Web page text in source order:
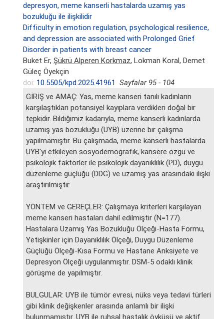
depresyon, meme kanserli hastalarda uzamış yas
bozukluğu ile ilişkilidir
Difficulty in emotion regulation, psychological resilience,
and depression are associated with Prolonged Grief
Disorder in patients with breast cancer
Buket Er, Şükrü Alperen Korkmaz, Lokman Koral, Demet
Güleç Öyekçin
doi: 10.5505/kpd.2025.41961 Sayfalar 95 - 104
GİRİŞ ve AMAÇ: Yas, meme kanseri tanılı kadınların
karşılaştıkları potansiyel kayıplara verdikleri doğal bir
tepkidir. Bildiğimiz kadarıyla, meme kanserli kadınlarda
uzamış yas bozukluğu (UYB) üzerine bir çalışma
yapılmamıştır. Bu çalışmada, meme kanserli hastalarda
UYB'yi etkileyen sosyodemografik, kansere özgü ve
psikolojik faktörler ile psikolojik dayanıklılık (PD), duygu
düzenleme güçlüğü (DDG) ve uzamış yas arasındaki ilişki
araştırılmıştır.
YÖNTEM ve GEREÇLER: Çalışmaya kriterleri karşılayan
meme kanseri hastaları dahil edilmiştir (N=177).
Hastalara Uzamış Yas Bozukluğu Ölçeği-Hasta Formu,
Yetişkinler için Dayanıklılık Ölçeği, Duygu Düzenleme
Güçlüğü Ölçeği-Kısa Formu ve Hastane Anksiyete ve
Depresyon Ölçeği uygulanmıştır. DSM-5 odaklı klinik
görüşme de yapılmıştır.
BULGULAR: UYB ile tümör evresi, nüks veya tedavi türleri
gibi klinik değişkenler arasında anlamlı bir ilişki
bulunmamıştır. UYB ile ruhsal hastalık öyküsü ve aktif